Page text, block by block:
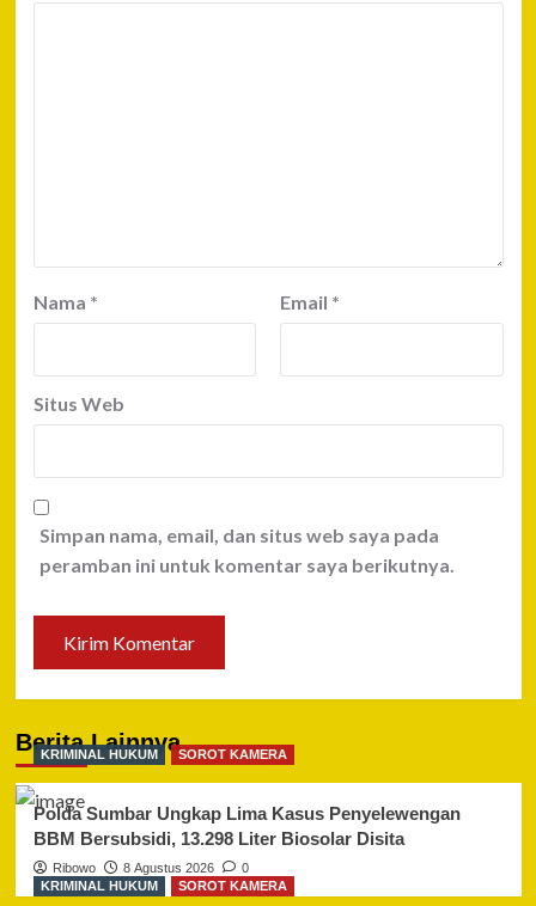
Nama * Email *
Situs Web
Simpan nama, email, dan situs web saya pada
peramban ini untuk komentar saya berikutnya.
Berita Lainnya
KRIMINAL HUKUM SOROT KAMERA
Polda Sumbar Ungkap Lima Kasus Penyelewengan
BBM Bersubsidi, 13.298 Liter Biosolar Disita
Ribowo 8 Agustus 2026
0
KRIMINAL HUKUM
SOROT KAMERA